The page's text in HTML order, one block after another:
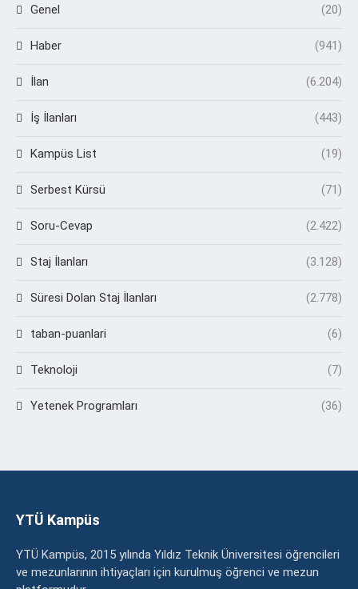
Genel (20)
Haber (941)
İlan (6.204)
İş İlanları (443)
Kampüs List (19)
Serbest Kürsü (71)
Soru-Cevap (2.422)
Staj İlanları (3.128)
Süresi Dolan Staj İlanları (2.778)
taban-puanlari (6)
Teknoloji (7)
Yetenek Programları (36)
YTÜ Kampüs
YTÜ Kampüs, 2015 yılında Yıldız Teknik Üniversitesi öğrencileri
ve mezunlarının ihtiyaçları için kurulmuş öğrenci ve mezun